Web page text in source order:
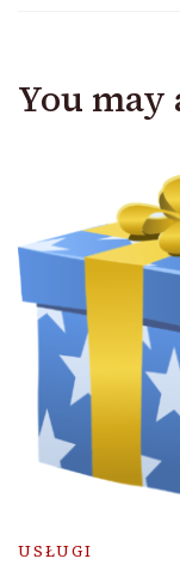
You
USŁUGI